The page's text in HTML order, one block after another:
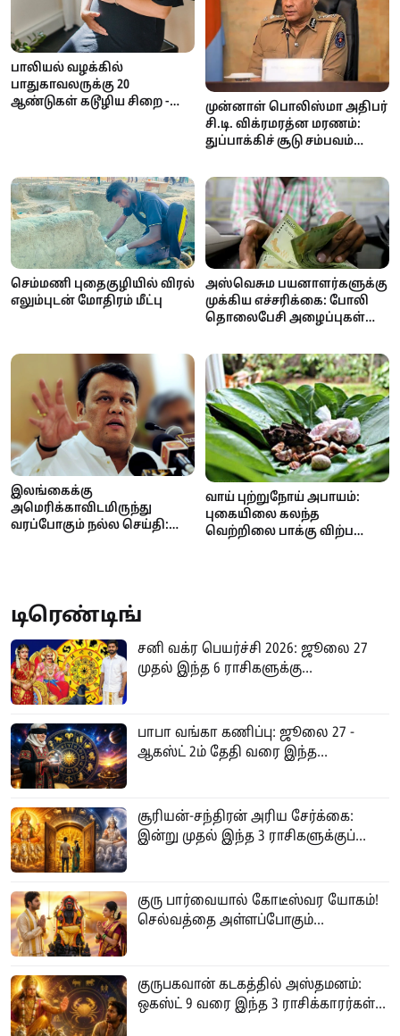
பாலியல் வழக்கில்
பாதுகாவலருக்கு 20
ஆண்டுகள் கடூழிய சிறை -
முன்னாள் பொலிஸ்மா அதிபர்
சி.டி. விக்ரமரத்ன மரணம்:
துப்பாக்கிச் சூடு சம்பவம்
ஆரம்பம்
செம்மணி புதைகுழியில் விரல்
எலும்புடன் மோதிரம் மீட்பு
அஸ்வெசும பயனாளர்களுக்கு
முக்கிய எச்சரிக்கை: போலி
தொலைபேசி அழைப்புகள்
இலங்கைக்கு
அமெரிக்காவிடமிருந்து
வரப்போகும் நல்ல செய்தி:
வாய் புற்றுநோய் அபாயம்:
புகையிலை கலந்த
வெற்றிலை பாக்கு விற்பனை
டிரெண்டிங்
சனி வக்ர பெயர்ச்சி 2026: ஜூலை 27
முதல் இந்த 6 ராசிகளுக்கு...
பாபா வங்கா கணிப்பு: ஜூலை 27 -
ஆகஸ்ட் 2ம் தேதி வரை இந்த...
சூரியன்-சந்திரன் அரிய சேர்க்கை:
இன்று முதல் இந்த 3 ராசிகளுக்குப்...
குரு பார்வையால் கோடீஸ்வர யோகம்!
செல்வத்தை அள்ளப்போகும்...
குருபகவான் கடகத்தில் அஸ்தமனம்:
ஒகஸ்ட் 9 வரை இந்த 3 ராசிக்காரர்கள்...